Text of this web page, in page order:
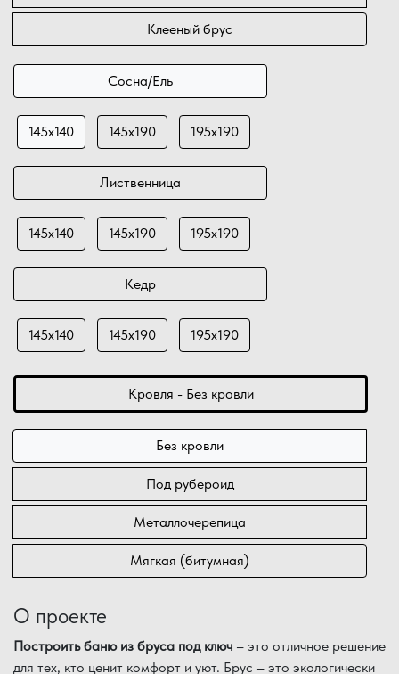
Клееный брус
Сосна/Ель
145х140 145х190 195х190
Лиственница
145х140 145х190 195х190
Кедр
145х140 145х190 195х190
Кровля - Без кровли
Без кровли
Под рубероид
Металлочерепица
Мягкая (битумная)
О проекте
Построить баню из бруса под ключ – это отличное решение
для тех, кто ценит комфорт и уют. Брус – это экологически